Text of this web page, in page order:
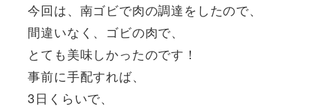
今回は、南ゴビで肉の調達をしたので、
間違いなく、ゴビの肉で、
とても美味しかったのです！
事前に手配すれば、
3日くらいで、